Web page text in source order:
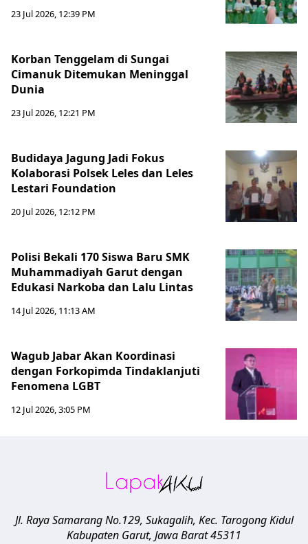
23 Jul 2026, 12:39 PM
Korban Tenggelam di Sungai
Cimanuk Ditemukan Meninggal
Dunia
23 Jul 2026, 12:21 PM
Budidaya Jagung Jadi Fokus
Kolaborasi Polsek Leles dan Leles
Lestari Foundation
20 Jul 2026, 12:12 PM
Polisi Bekali 170 Siswa Baru SMK
Muhammadiyah Garut dengan
Edukasi Narkoba dan Lalu Lintas
14 Jul 2026, 11:13 AM
Wagub Jabar Akan Koordinasi
dengan Forkopimda Tindaklanjuti
Fenomena LGBT
12 Jul 2026, 3:05 PM
Jl. Raya Samarang No.129, Sukagalih, Kec. Tarogong Kidul
Kabupaten Garut, Jawa Barat45311